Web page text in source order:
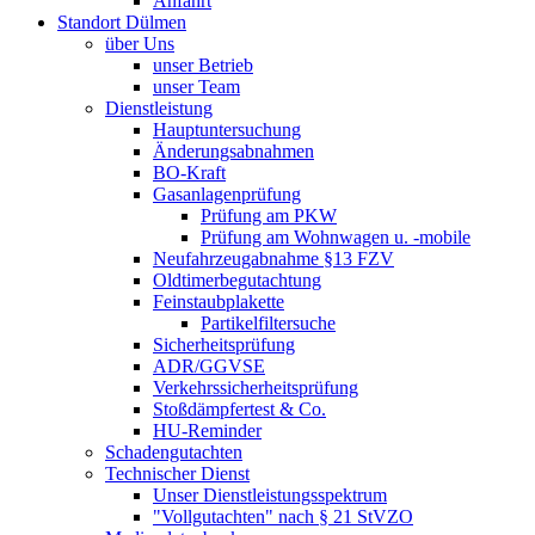
Standort Dülmen
über Uns
unser Betrieb
unser Team
Dienstleistung
Hauptuntersuchung
Änderungsabnahmen
BO-Kraft
Gasanlagenprüfung
Prüfung am PKW
Prüfung am Wohnwagen u. -mobile
Neufahrzeugabnahme §13 FZV
Oldtimerbegutachtung
Feinstaubplakette
Partikelfiltersuche
Sicherheitsprüfung
ADR/GGVSE
Verkehrssicherheitsprüfung
Stoßdämpfertest & Co.
HU-Reminder
Schadengutachten
Technischer Dienst
Unser Dienstleistungsspektrum
"Vollgutachten" nach § 21 StVZO